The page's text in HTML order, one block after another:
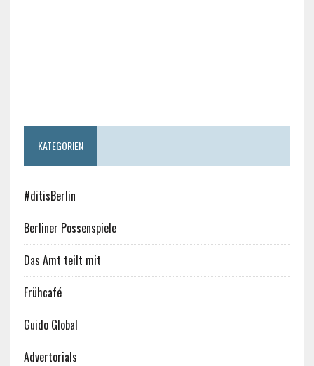
KATEGORIEN
#ditisBerlin
Berliner Possenspiele
Das Amt teilt mit
Frühcafé
Guido Global
Advertorials